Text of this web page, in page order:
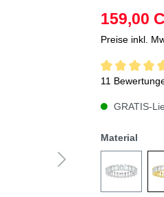
159,00
Preise inkl.
11
GRATIS-
Material